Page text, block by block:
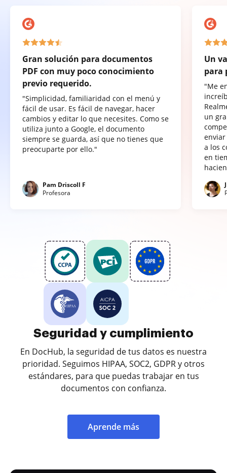
Gran solución para documentos
PDF con muy poco conocimiento
previo requerido.
"Simplicidad, familiaridad con el menú y
fácil de usar. Es fácil de navegar, hacer
cambios y editar lo que necesites. Como se
utiliza junto a Google, el documento
siempre se guarda, así que no tienes que
preocuparte por ello."
Pam Driscoll F
Profesora
Un
para
"Me
un
a los
en
Seguridad y cumplimiento
En DocHub, la seguridad de tus datos es nuestra
prioridad. Seguimos HIPAA, SOC2, GDPR y otros
estándares, para que puedas trabajar en tus
documentos con confianza.
Aprende más